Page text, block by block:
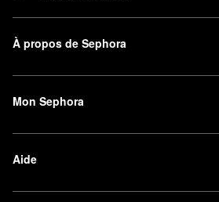
À propos de Sephora
Mon Sephora
Aide